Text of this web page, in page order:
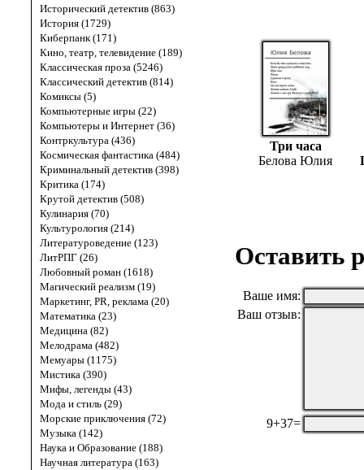
Исторический детектив (863)
История (1729)
Киберпанк (171)
Кино, театр, телевидение (189)
Классическая проза (5246)
Классический детектив (814)
Комиксы (5)
Компьютерные игры (22)
Компьютеры и Интернет (36)
Контркультура (436)
Космическая фантастика (484)
Криминальный детектив (398)
Критика (174)
Крутой детектив (508)
Кулинария (70)
Культурология (214)
Литературоведение (123)
ЛитРПГ (26)
Любовный роман (1618)
Магический реализм (19)
Маркетинг, PR, реклама (20)
Математика (23)
Медицина (82)
Мелодрама (482)
Мемуары (1175)
Мистика (390)
Мифы, легенды (43)
Мода и стиль (29)
Морские приключения (72)
Музыка (142)
Наука и Образование (188)
Научная литература (163)
Три часа
Белова Юлия
Оставить
Ваше имя:
Ваш отзыв:
9+37=